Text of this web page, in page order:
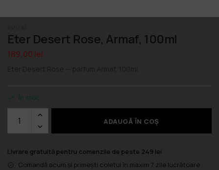
Eter Desert Rose, Armaf, 100ml
189,00 lei
În stoc
ADAUGĂ ÎN COȘ
Livrare gratuită pentru comenzile de peste 249 lei
Comandă acum și primești coletul în maxim 7 zile lucrătoare